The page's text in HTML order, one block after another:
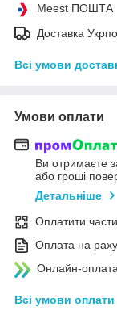
Meest ПОШТА
Доставка
Всі умови
Умови оплати
Ви отримаєте
або гроші
Детальніше
Оплатити
Оплата на
Онлайн-
Всі умови оплати